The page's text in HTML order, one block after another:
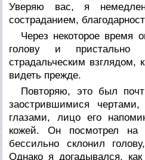
Уверяю вас, я
состраданием,
Через некоторое время
голову и пристально
страдальческим взглядом,
видеть прежде.
Повторяю, это был
заострившимися
глазами, лицо его
кожей. Он посмотрел
бессильно склонил
Однако я догадывался,